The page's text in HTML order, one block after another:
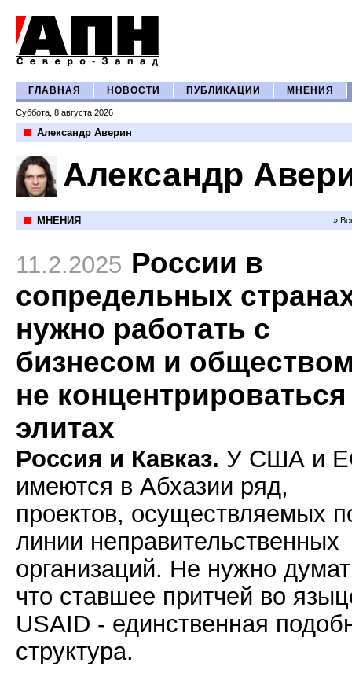
ГЛАВНАЯ НОВОСТИ ПУБЛИКАЦИИ МНЕНИЯ
Суббота, 8 августа 2026
Александр Аверин
Александр
МНЕНИЯ »
11.2.2025 России в
сопредельных
нужно работать с
бизнесом и
не
элитах
Россия и Кавказ. У США и
имеются в Абхазии ряд,
проектов, осуществляемых
линии неправительственных
организаций. Не нужно
что ставшее притчей во
USАID - единственная
структура.